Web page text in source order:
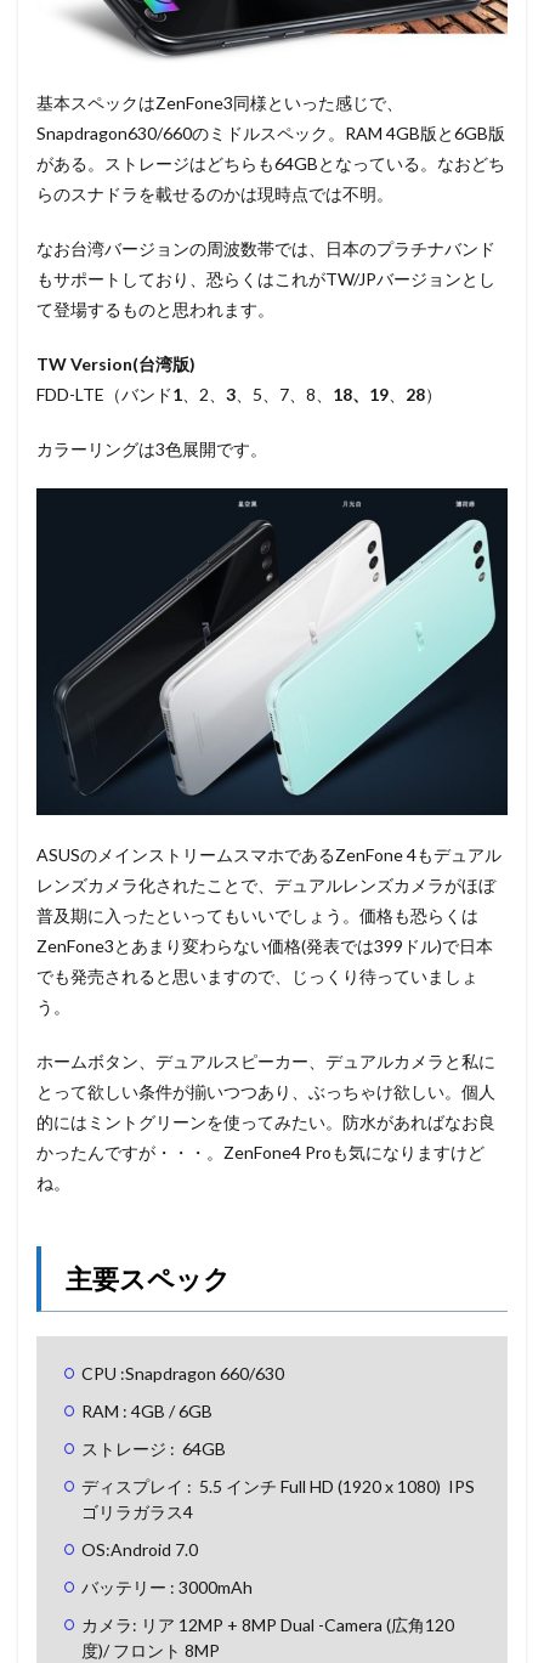
基本スペックはZenFone3同様といった感じで、
Snapdragon630/660のミドルスペック。RAM 4GB版と6GB版
がある。ストレージはどちらも64GBとなっている。なおどち
らのスナドラを載せるのかは現時点では不明。
なお台湾バージョンの周波数帯では、日本のプラチナバンド
もサポートしており、恐らくはこれがTW/JPバージョンとし
て登場するものと思われます。
TW Version(台湾版)
FDD-LTE（バンド1 、2、 3 、5、7、8、 18、19 28）
カラーリングは3色展開です。
ASUSのメインストリームスマホであるZenFone 4もデュアル
レンズカメラ化されたことで、デュアルレンズカメラがほぼ
普及期に入ったといってもいいでしょう。価格も恐らくは
ZenFone3とあまり変わらない価格(発表では399ドル)で日本
でも発売されると思いますので、じっくり待っていましょ
う。
ホームボタン、デュアルスピーカー、デュアルカメラと私に
とって欲しい条件が揃いつつあり、ぶっちゃけ欲しい。個人
的にはミントグリーンを使ってみたい。防水があればなお良
かったんですが・・・。ZenFone4 Proも気になりますけど
ね。
主要スペック
CPU :Snapdragon 660/630
RAM : 4GB / 6GB
ストレージ : 64GB
ディスプレイ : 5.5 インチ Full HD (1920 x 1080) IPS
ゴリラガラス4
OS:Android 7.0
バッテリー : 3000mAh
カメラ: リア 12MP + 8MP Dual -Camera (広角120
度)/ フロント 8MP